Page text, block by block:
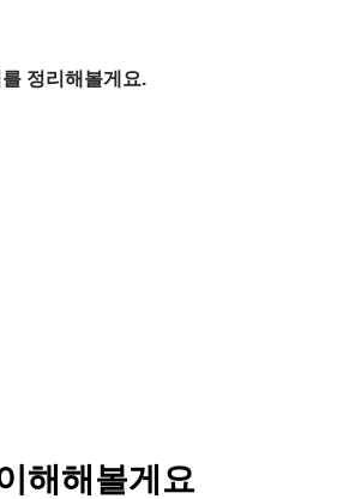
정리해볼게요.
해해볼게요